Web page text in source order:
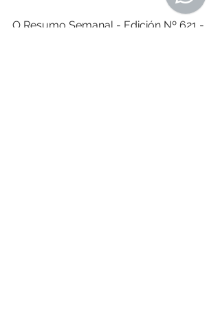
O Resumo Semanal - Edición Nº 621 -